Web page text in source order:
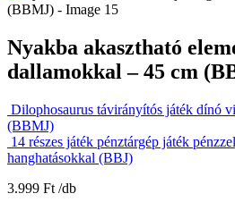
Nyakba akasztható
dallamokkal – 45 cm
Dilophosaurus távirányítós játék dínó
(BBMJ)
14 részes játék pénztárgép játék
hanghatásokkal (BBJ)
3.999 Ft